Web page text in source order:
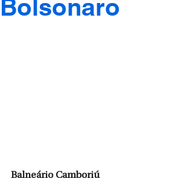
Bolsonaro
Balneário Camboriú